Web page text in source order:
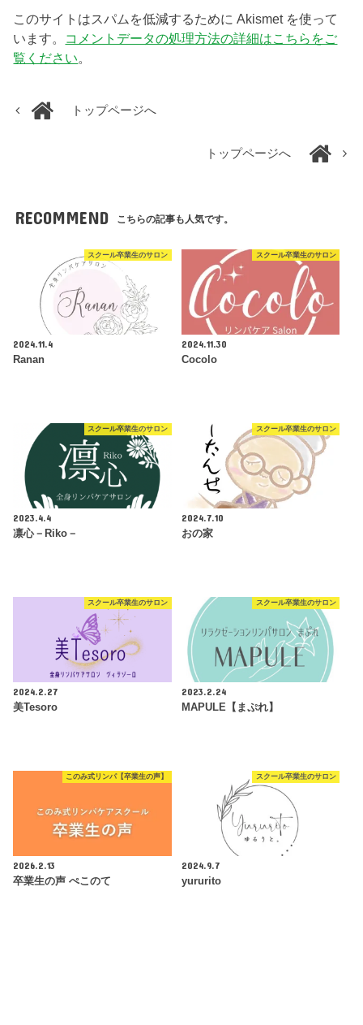
このサイトはスパムを低減するために Akismet を使って
います。 コメントデータの処理方法の詳細はこちらをご
覧ください。
トップページへ
トップページへ
RECOMMEND こちらの記事も人気です。
スクール卒業生のサロン
2024.11.4
Ranan
スクール卒業生のサロン
2024.11.30
Cocolo
スクール卒業生のサロン
2023.4.4
凛心－Riko－
スクール卒業生のサロン
2024.7.10
おの家
スクール卒業生のサロン
2024.2.27
美Tesoro
スクール卒業生のサロン
2023.2.24
MAPULE【まぷれ】
このみ式リンパ【卒業生の声】
2026.2.13
卒業生の声 ぺこのて
スクール卒業生のサロン
2024.9.7
yururito